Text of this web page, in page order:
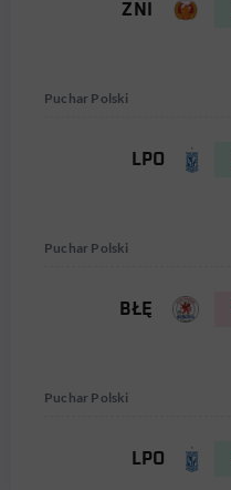
ZNI
Puchar Polski
LPO
Puchar Polski
BŁĘ
Puchar Polski
LPO